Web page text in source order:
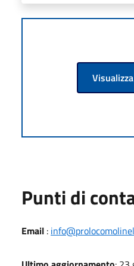
Punti di
Email :